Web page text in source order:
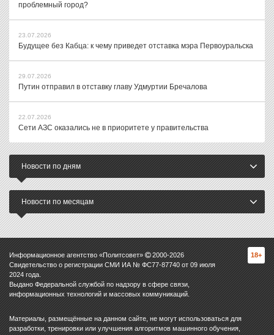
проблемный город?
23.07.2026
Будущее без Кабца: к чему приведет отставка мэра Первоуральска
29.07.2026
Путин отправил в отставку главу Удмуртии Бречалова
22.07.2026
Сети АЗС оказались не в приоритете у правительства
Новости по дням
Новости по месяцам
Информационное агентство «Политсовет» 2000-2026
Свидетельство о регистрации СМИ ИА № ФС77-87740 от 09 июля
2024 года.
Выдано Федеральной службой по надзору в сфере связи,
информационных технологий и массовых коммуникаций.
18+
Материалы, размещённые на данном сайте, не могут использоваться для
разработки, тренировки или улучшения алгоритмов машинного обучения,